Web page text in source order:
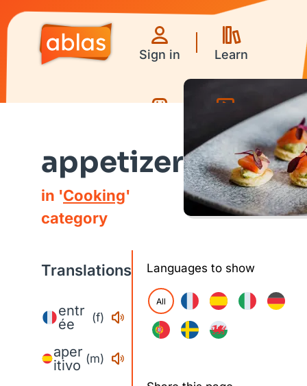
Sign in Learn
Videos
appetizer
in 'Cooking'
category
Translations
entr
ée
(f)
aper
itivo (m)
Languages to show
All